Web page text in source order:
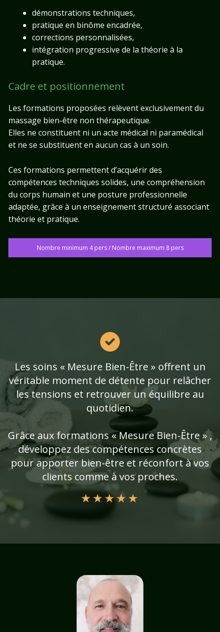
démonstrations techniques,
pratique en binôme encadrée,
corrections personnalisées,
intégration progressive de la théorie à la
pratique.
Cadre et positionnement
Les formations proposées relèvent exclusivement du
massage bien-être non thérapeutique.
Elles ne constituent ni un acte médical ni paramédical
et ne se substituent en aucun cas à un soin.
Ces formations permettent d’acquérir des
compétences techniques solides, une compréhension
du corps humain et une posture professionnelle
adaptée, grâce à un enseignement structuré associant
théorie et pratique.
Nombre minimum 4 pers / Nombre maximum 8 pers
Les soins « Mesure Bien-Être » offrent un
véritable moment de détente pour relâcher
les tensions et retrouver un équilibre au
quotidien.
Grâce aux formations « Mesure Bien-Être » ,
développez des compétences concrètes
pour apporter bien-être et réconfort à vos
clients comme à vos proches.
★★★★★